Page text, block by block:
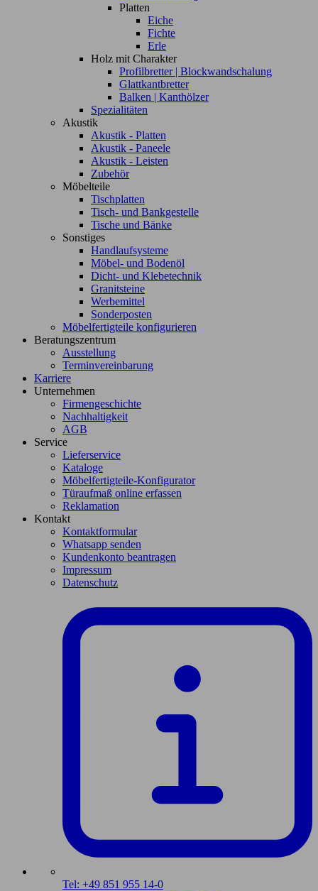
Platten
Eiche
Fichte
Erle
Holz mit Charakter
Profilbretter | Blockwandschalung
Glattkantbretter
Balken | Kanthölzer
Spezialitäten
Akustik
Akustik - Platten
Akustik - Paneele
Akustik - Leisten
Zubehör
Möbelteile
Tischplatten
Tisch- und Bankgestelle
Tische und Bänke
Sonstiges
Handlaufsysteme
Möbel- und Bodenöl
Dicht- und Klebetechnik
Granitsteine
Werbemittel
Sonderposten
Möbelfertigteile konfigurieren
Beratungszentrum
Ausstellung
Terminvereinbarung
Karriere
Unternehmen
Firmengeschichte
Nachhaltigkeit
AGB
Service
Lieferservice
Kataloge
Möbelfertigteile-Konfigurator
Türaufmaß online erfassen
Reklamation
Kontakt
Kontaktformular
Whatsapp senden
Kundenkonto beantragen
Impressum
Datenschutz
Tel: +49 851 955 14-0